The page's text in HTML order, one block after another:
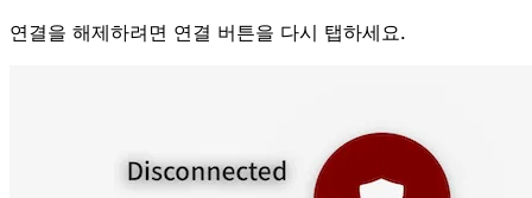
연결을 해제하려면 연결 버튼을 다시 탭하세요.